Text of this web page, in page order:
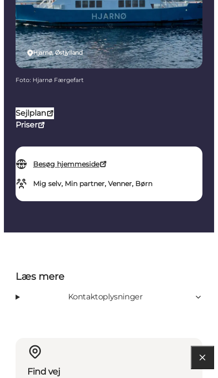
Sejlplan
Priser
Besøg hjemmeside
Mig selv, Min partner, Venner, Børn
Hjarnø, Østjylland
Foto: Hjarnø Færgefart
Læs mere
Kontaktoplysninger
Find vej